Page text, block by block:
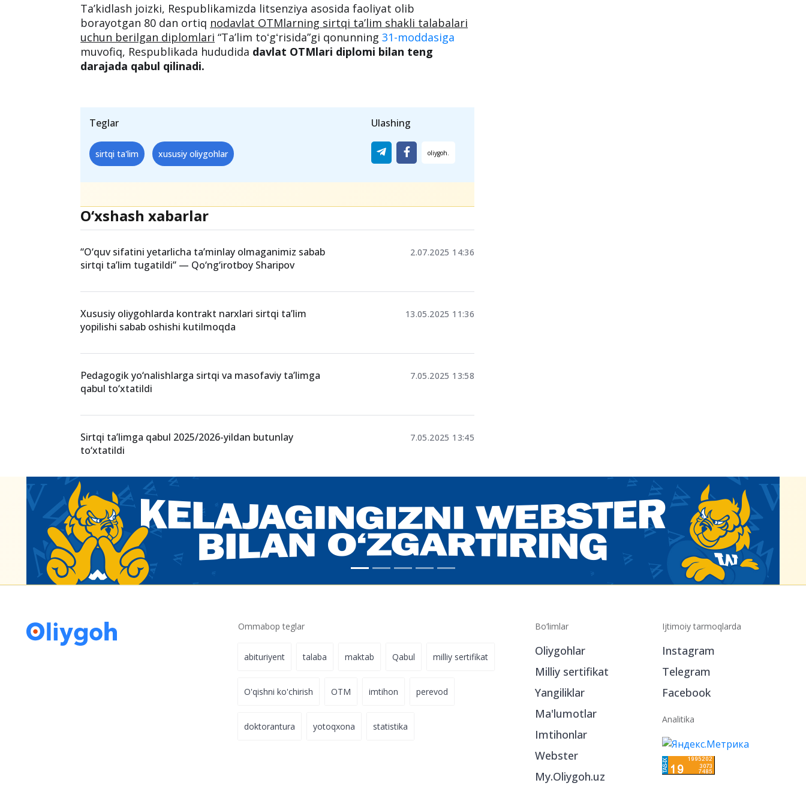
Ta’kidlash joizki, Respublikamizda litsenziya asosida faoliyat olib
borayotgan 80 dan ortiq nodavlat OTMlarning sirtqi ta’lim shakli talabalari
uchun berilgan diplomlari “Taʼlim toʻgʻrisida”gi qonunning31-moddasiga
muvofiq, Respublikada hududida davlat OTMlari diplomi bilan teng
darajada qabul qilinadi.
Teglar
sirtqi ta'lim xususiy oliygohlar
Ulashing
O‘xshash xabarlar
“O‘quv sifatini yetarlicha taʼminlay olmaganimiz sabab
sirtqi taʼlim tugatildi” — Qo‘ng‘irotboy Sharipov
2.07.2025 14:36
Xususiy oliygohlarda kontrakt narxlari sirtqi ta’lim
yopilishi sabab oshishi kutilmoqda
13.05.2025 11:36
Pedagogik yo‘nalishlarga sirtqi va masofaviy ta’limga
qabul to‘xtatildi
7.05.2025 13:58
Sirtqi ta’limga qabul 2025/2026-yildan butunlay
to‘xtatildi
7.05.2025 13:45
Ommabop teglar
abituriyent talaba maktab Qabul milliy sertifikat
O'qishni ko'chirish OTM imtihon perevod
doktorantura yotoqxona statistika
Bo‘limlar
Oliygohlar
Milliy sertifikat
Yangiliklar
Ma'lumotlar
Imtihonlar
Webster
My.Oliygoh.uz
Ijtimoiy tarmoqlarda
Instagram
Telegram
Facebook
Analitika